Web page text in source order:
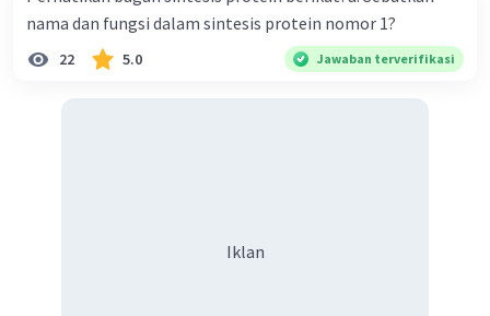
nama dan fungsi dalam sintesis protein nomor 1?
22 5.0 Jawaban terverifikasi
Iklan